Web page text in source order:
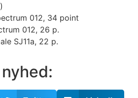
012, 34 point
012, 26 p.
SJ11a, 22 p.